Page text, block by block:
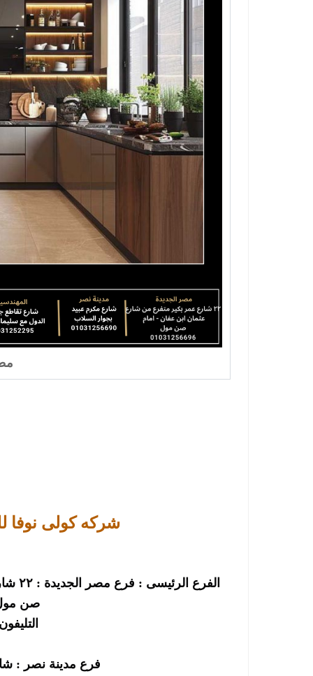
شركه كولى نوفا
صن
التليفون :
فرع مدينة نصر :